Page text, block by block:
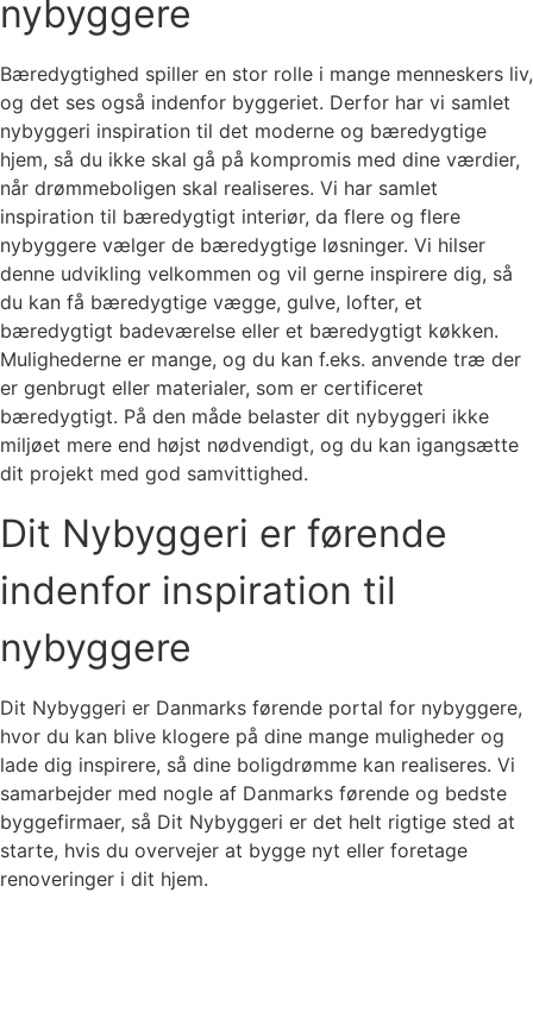
nybyggere
Bæredygtighed spiller en stor rolle i mange menneskers liv,
og det ses også indenfor byggeriet. Derfor har vi samlet
nybyggeri inspiration til det moderne og bæredygtige
hjem, så du ikke skal gå på kompromis med dine værdier,
når drømmeboligen skal realiseres. Vi har samlet
inspiration til bæredygtigt interiør, da flere og flere
nybyggere vælger de bæredygtige løsninger. Vi hilser
denne udvikling velkommen og vil gerne inspirere dig, så
du kan få bæredygtige vægge, gulve, lofter, et
bæredygtigt badeværelse eller et bæredygtigt køkken.
Mulighederne er mange, og du kan f.eks. anvende træ der
er genbrugt eller materialer, som er certificeret
bæredygtigt. På den måde belaster dit nybyggeri ikke
miljøet mere end højst nødvendigt, og du kan igangsætte
dit projekt med god samvittighed.
Dit Nybyggeri er førende
indenfor inspiration til
nybyggere
Dit Nybyggeri er Danmarks førende portal for nybyggere,
hvor du kan blive klogere på dine mange muligheder og
lade dig inspirere, så dine boligdrømme kan realiseres. Vi
samarbejder med nogle af Danmarks førende og bedste
byggefirmaer, så Dit Nybyggeri er det helt rigtige sted at
starte, hvis du overvejer at bygge nyt eller foretage
renoveringer i dit hjem.